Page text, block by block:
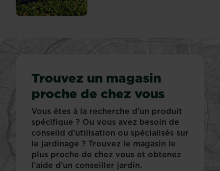
Trouvez un magasin
proche de chez vous
Vous êtes à la recherche d’un produit
spécifique ? Ou vous avez besoin de
conseild d’utilisation ou spécialisés sur
le jardinage ? Trouvez le magasin le
plus proche de chez vous et obtenez
l’aide d’un conseiller jardin.